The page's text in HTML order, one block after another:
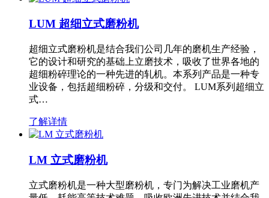
LUM 超细立式磨粉机
超细立式磨粉机是结合我们公司几年的磨机生产经验，
它的设计和研究的基础上立磨技术，吸收了世界各地的
超细粉碎理论的一种先进的轧机。本系列产品是一种专
业设备，包括超细粉碎，分级和交付。 LUM系列超细立
式…
了解详情
LM 立式磨粉机
立式磨粉机是一种大型磨粉机，专门为解决工业磨机产